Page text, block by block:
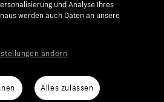
Klarna.com
und Analyse Ihres
werden auch Daten an unsere
Alles zulassen
ändern